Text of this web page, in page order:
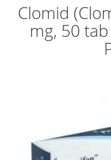
Clomid
mg, 50